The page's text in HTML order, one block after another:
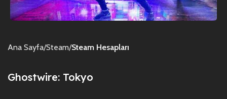
Ana Sayfa Steam Steam Hesapları
Ghostwire: Tokyo